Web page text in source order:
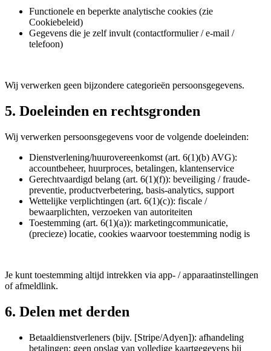
Functionele en beperkte analytische cookies (zie
Cookiebeleid)
Gegevens die je zelf invult (contactformulier / e-mail /
telefoon)
Wij verwerken geen bijzondere categorieën persoonsgegevens.
5. Doeleinden en rechtsgronden
Wij verwerken persoonsgegevens voor de volgende doeleinden:
Dienstverlening/huurovereenkomst (art. 6(1)(b) AVG):
accountbeheer, huurproces, betalingen, klantenservice
Gerechtvaardigd belang (art. 6(1)(f)): beveiliging / fraude-
preventie, productverbetering, basis-analytics, support
Wettelijke verplichtingen (art. 6(1)(c)): fiscale /
bewaarplichten, verzoeken van autoriteiten
Toestemming (art. 6(1)(a)): marketingcommunicatie,
(precieze) locatie, cookies waarvoor toestemming nodig is
Je kunt toestemming altijd intrekken via app- / apparaatinstellingen
of afmeldlink.
6. Delen met derden
Betaaldienstverleners (bijv. [Stripe/Adyen]): afhandeling
betalingen; geen opslag van volledige kaartgegevens bij